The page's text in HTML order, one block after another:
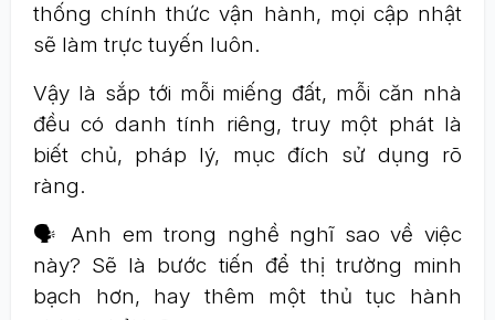
thống chính thức vận hành, mọi cập nhật
sẽ làm trực tuyến luôn.
Vậy là sắp tới mỗi miếng đất, mỗi căn nhà
đều có danh tính riêng, truy một phát là
biết chủ, pháp lý, mục đích sử dụng rõ
ràng.
🗣️ Anh em trong nghề nghĩ sao về việc
này? Sẽ là bước tiến để thị trường minh
bạch hơn, hay thêm một thủ tục hành